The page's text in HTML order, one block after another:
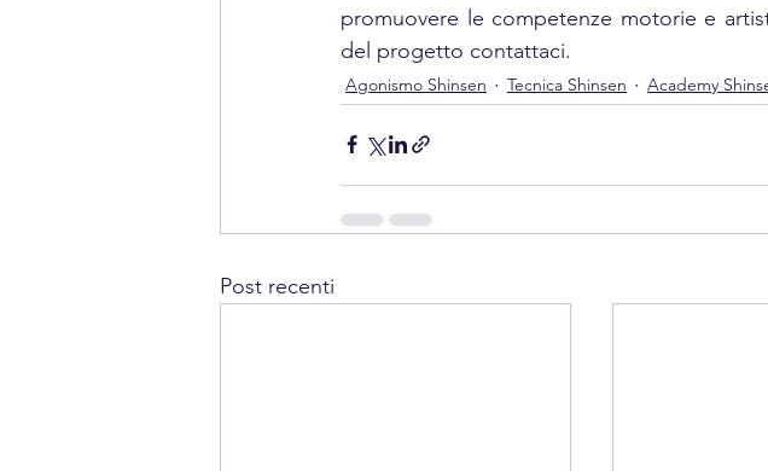
promuovere le competenze motorie e
del progetto contattaci.
Agonismo Shinsen Tecnica Shinsen Academy
Post recenti